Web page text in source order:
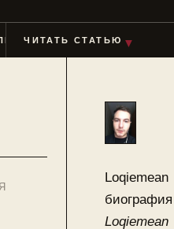
ЧТЕНИЕ≈ 4 МИН
ЧИТАТЬ СТАТЬЮ ▼
Loqiemean
биография
Loqiemean